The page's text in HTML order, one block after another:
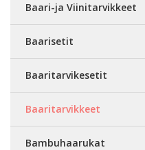
Baari-ja Viinitarvikkeet
Baarisetit
Baaritarvikesetit
Baaritarvikkeet
Bambuhaarukat